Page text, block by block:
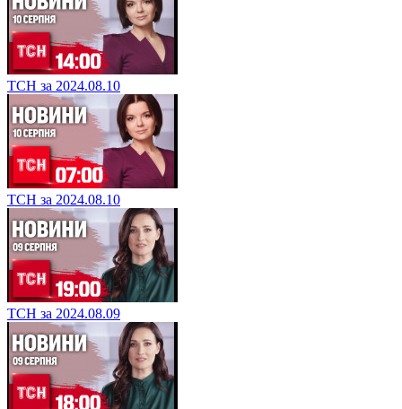
ТСН за 2024.08.10
ТСН за 2024.08.10
ТСН за 2024.08.09